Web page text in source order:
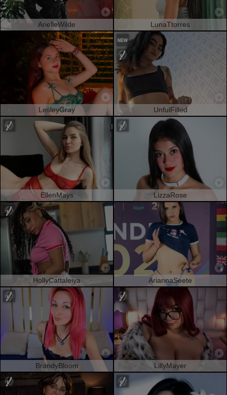
ArielleWilde LunaTtorres
LesleyGray UnfulFilled
EllenMays LizzaRose
HollyCattaleiya AriannaSeete
BrandyBloom LillyMayer